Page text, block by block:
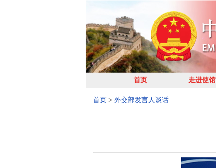
首页 走进使馆
首页 > 外交部发言人谈话